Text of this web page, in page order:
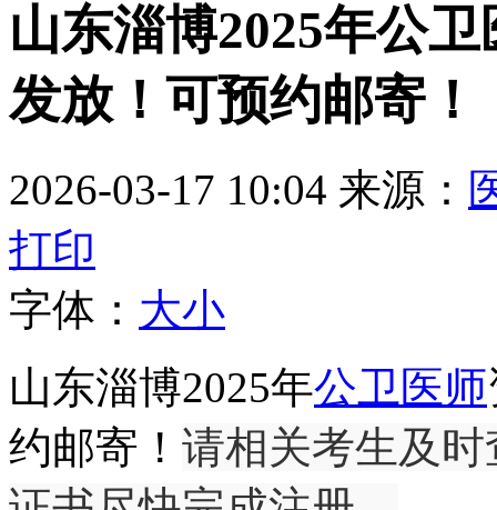
山东淄博2025年公
发放！可预约邮寄！
2026-03-17 10:04 来源：
打印
字体： 大小
山东淄博2025年公卫医师
约邮寄！ 请相关考生及